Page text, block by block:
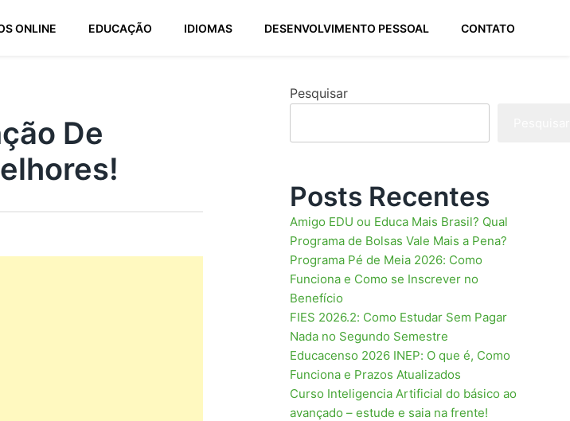
ONLINE EDUCAÇÃO IDIOMAS DESENVOLVIMENTO PESSOAL CONTATO
De
Pesquisar
Posts Recentes
Amigo EDU ou Educa Mais Brasil? Qual
Programa de Bolsas Vale Mais a Pena?
Programa Pé de Meia 2026: Como
Funciona e Como se Inscrever no
Benefício
FIES 2026.2: Como Estudar Sem Pagar
Nada no Segundo Semestre
Educacenso 2026 INEP: O que é, Como
Funciona e Prazos Atualizados
Curso Inteligencia Artificial do básico ao
avançado – estude e saia na frente!